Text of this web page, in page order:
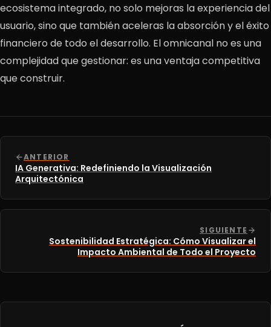
ecosistema integrado, no solo mejoras la experiencia del
usuario, sino que también aceleras la absorción y el éxito
financiero de todo el desarrollo. El omnicanal no es una
complejidad que gestionar: es una ventaja competitiva
que construir.
ANTERIOR
IA Generativa: Redefiniendo la Visualización
Arquitectónica
SIGUIENTE
Sostenibilidad Estratégica: Cómo Visualizar el
Impacto Ambiental de Todo el Proyecto